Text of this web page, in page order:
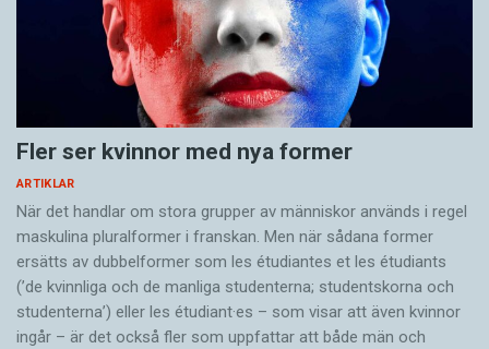
Fler ser kvinnor med nya former
ARTIKLAR
När det handlar om stora grupper av människor används i regel
maskulina pluralformer i franskan. Men när sådana ­former
ersätts av dubbel­former som les étudiantes et les étudiants
(’de kvinnliga och de manliga studenterna; studentskorna och
studenterna’) eller les étudiant·es – som visar att även kvinnor
ingår – är det också fler som uppfattar att både män och